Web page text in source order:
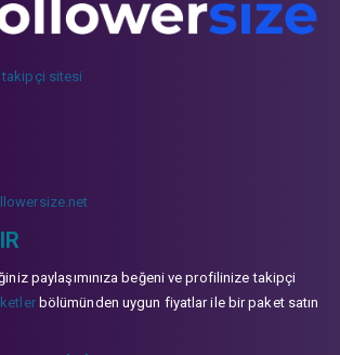
takipçi sitesi
paylaşımınıza beğeni ve profilinize takipçi
bölümünden uygun fiyatlar ile bir paket satın